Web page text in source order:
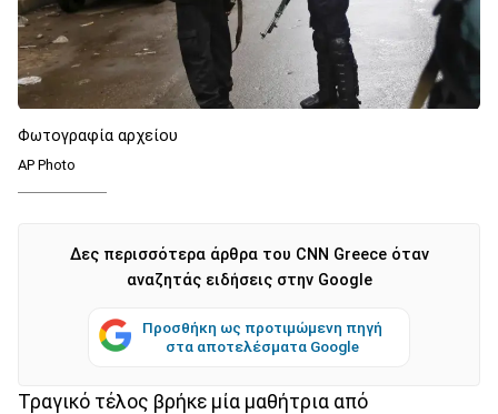
Φωτογραφία αρχείου
AP Photo
Δες περισσότερα άρθρα του CNN Greece όταν
αναζητάς ειδήσεις στην Google
Προσθήκη ως προτιμώμενη πηγή
στα αποτελέσματα Google
Τραγικό τέλος βρήκε μία μαθήτρια από